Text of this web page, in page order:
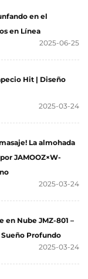
en el
en Línea
2025-06-25
Hit | Diseño
2025-03-24
La almohada
JAMOOZ×W-
2025-03-24
en Nube JMZ-801 –
Sueño Profundo
2025-03-24